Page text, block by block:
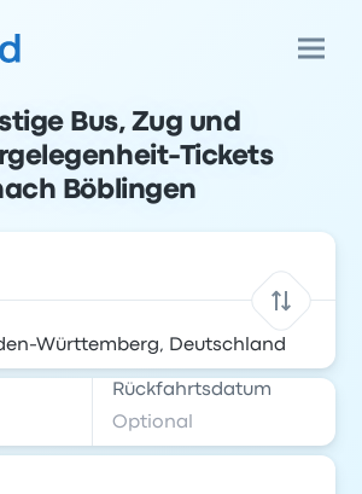
Bus, Zug und
Tickets
Böblingen
Rückfahrtsdatum